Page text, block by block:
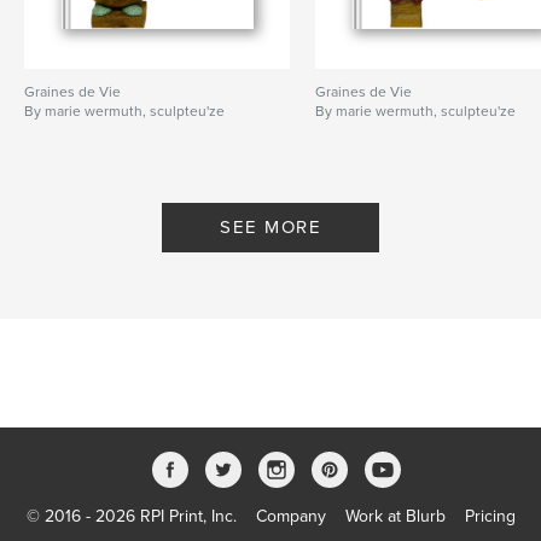
Graines de Vie
By marie wermuth, sculpteu'ze
Graines de Vie
By marie wermuth, sculpteu'ze
SEE MORE
© 2016 - 2026 RPI Print, Inc. Company Work at Blurb Pricing